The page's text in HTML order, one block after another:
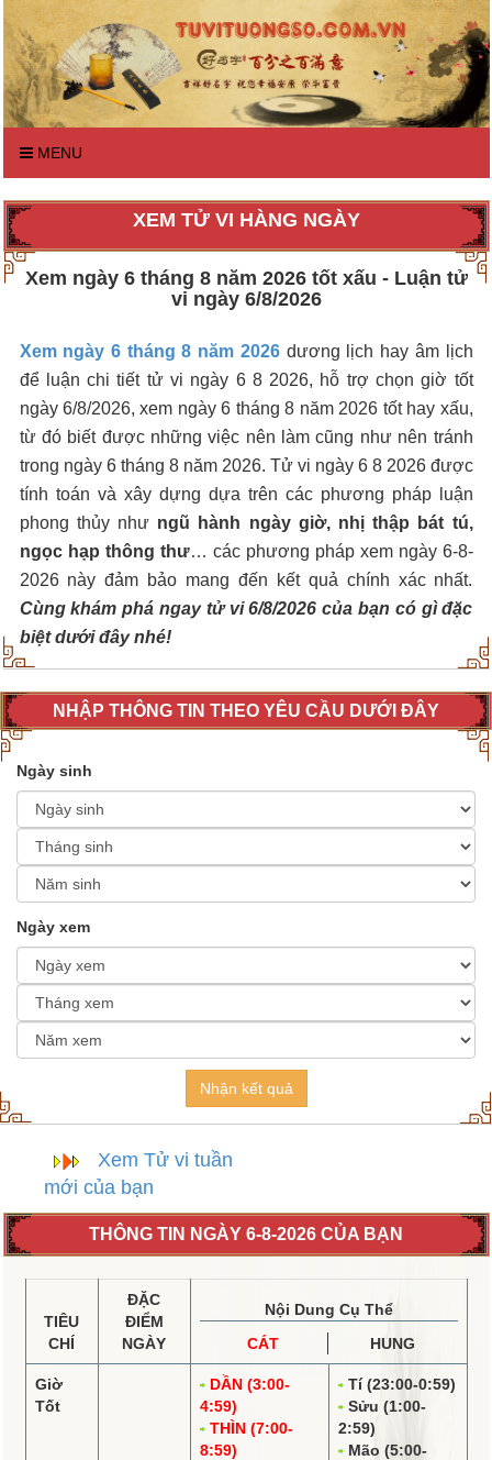
MENU
XEM TỬ VI HÀNG NGÀY
Xem ngày 6 tháng 8 năm 2026 tốt xấu - Luận tử
vi ngày 6/8/2026
Xem ngày 6 tháng 8 năm 2026dương lịch hay âm lịch
để luận chi tiết tử vi ngày 6 8 2026, hỗ trợ chọn giờ tốt
ngày 6/8/2026, xem ngày 6 tháng 8 năm 2026 tốt hay xấu,
từ đó biết được những việc nên làm cũng như nên tránh
trong ngày 6 tháng 8 năm 2026. Tử vi ngày 6 8 2026 được
tính toán và xây dựng dựa trên các phương pháp luận
phong thủy như ngũ hành ngày giờ, nhị thập bát tú,
ngọc hạp thông thư… các phương pháp xem ngày 6-8-
2026 này đảm bảo mang đến kết quả chính xác nhất.
Cùng khám phá ngay tử vi 6/8/2026 của bạn có gì đặc
biệt dưới đây nhé!
NHẬP THÔNG TIN THEO YÊU CẦU DƯỚI ĐÂY
Ngày sinh
Ngày xem
Nhận kết quả
Xem Tử vi tuần
mới của bạn
THÔNG TIN NGÀY 6-8-2026 CỦA BẠN
TIÊU
CHÍ
ĐẶC
ĐIỂM
NGÀY
Nội Dung Cụ Thể
CÁT
HUNG
Giờ
Tốt
DẦN (3:00-
4:59)
THÌN (7:00-
8:59)
Tí (23:00-0:59)
Sửu (1:00-
2:59)
Mão (5:00-